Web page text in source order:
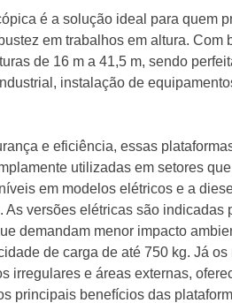
é a solução ideal para quem
em trabalhos em altura. Com
de 16 m a 41,5 m, sendo
instalação de
e eficiência, essas
utilizadas em setores
em modelos elétricos e a
As versões elétricas são indicadas
demandam menor impacto
de carga de até 750 kg. Já os
irregulares e áreas externas,
principais benefícios das